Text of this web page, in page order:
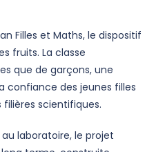
Filles et Maths, le dispositif
fruits. La classe
que de garçons, une
confiance des jeunes filles
scientifiques.
laboratoire, le projet